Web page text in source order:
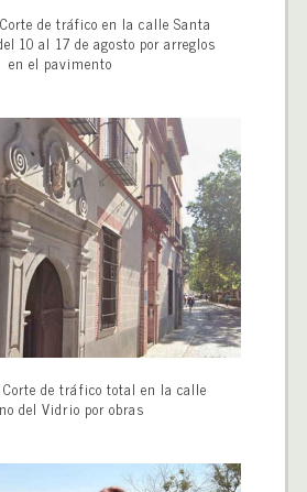
de tráfico en la calle Santa
10 al 17 de agosto por arreglos
en el pavimento
Corte de tráfico total en la calle
del Vidrio por obras